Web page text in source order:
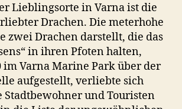
Lieblingsorte in Varna ist die
Drachen. Die meterhohe
zwei Drachen darstellt, die das
in ihren Pfoten halten,
im Varna Marine Park über der
aufgestellt, verliebte sich
Stadtbewohner und Touristen